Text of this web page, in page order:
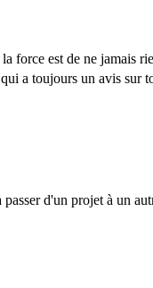
force est de ne jamais
a toujours un avis sur
d'un projet à un